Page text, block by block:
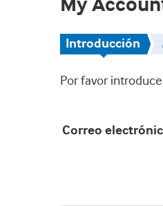
My
Introducción
Por favor
Correo